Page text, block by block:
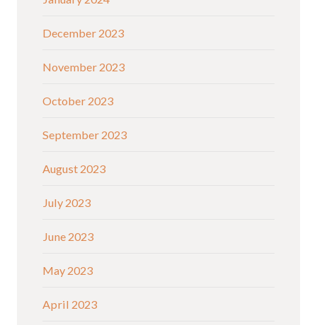
December 2023
November 2023
October 2023
September 2023
August 2023
July 2023
June 2023
May 2023
April 2023